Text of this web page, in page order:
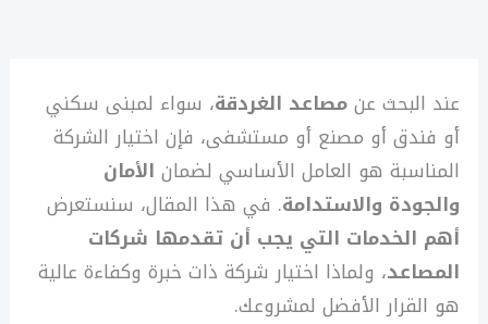
عند البحث عنمصاعد الغردقة، سواء لمبنى سكني
أو فندق أو مصنع أو مستشفى، فإن اختيار الشركة
المناسبة هو العامل الأساسي لضمان الأمان
والجودة والاستدامة. في هذا المقال، سنستعرض
أهم الخدمات التي يجب أن تقدمها شركات
المصاعد، ولماذا اختيار شركة ذات خبرة وكفاءة عالية
هو القرار الأفضل لمشروعك.